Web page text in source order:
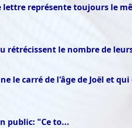
représente toujours le
rétrécissent le nombre de
le carré de l'âge de Joël et
public: "Ce to...